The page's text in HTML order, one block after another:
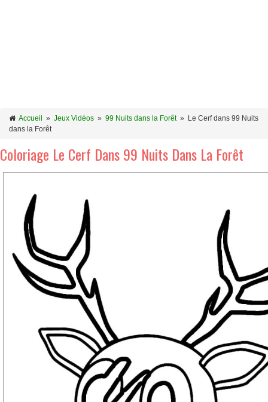
Accueil » Jeux Vidéos » 99 Nuits dans la Forêt»
Le Cerf dans 99 Nuits
dans la Forêt
Coloriage Le Cerf Dans 99 Nuits Dans La Forêt